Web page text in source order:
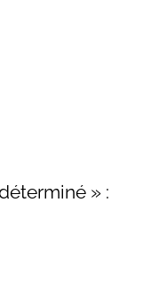
» :